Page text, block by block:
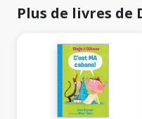
Plus de livres de